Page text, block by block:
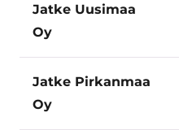
Jatke Uusimaa
Oy
Jatke Pirkanmaa
Oy